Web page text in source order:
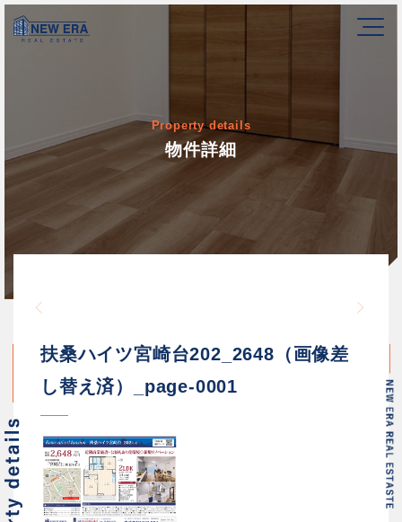
Property details
物件詳細
/home/newerakk/
扶桑ハイツ宮崎台202_2648（画像差
し替え済）_page-0001